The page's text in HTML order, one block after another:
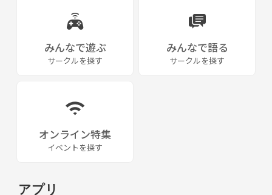
みんなで遊ぶ
サークルを探す
みんなで語る
サークルを探す
オンライン特集
イベントを探す
アプリ